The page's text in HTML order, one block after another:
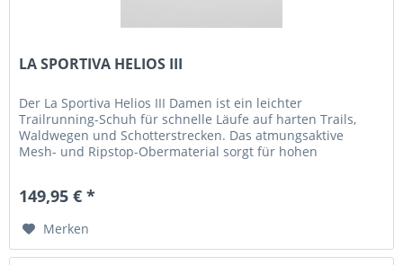
LA SPORTIVA HELIOS III
Der La Sportiva Helios III Damen ist ein leichter
Trailrunning-Schuh für schnelle Läufe auf harten Trails,
Waldwegen und Schotterstrecken. Das atmungsaktive
Mesh- und Ripstop-Obermaterial sorgt für hohen
149,95 € *
Merken